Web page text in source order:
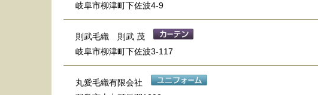
岐阜市柳津町下佐波4-9
則武毛織 則武 茂
岐阜市柳津町下佐波3-117
丸愛毛織有限会社